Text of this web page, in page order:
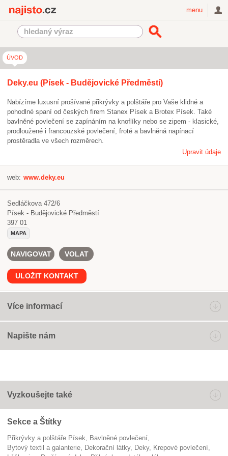
menu
ÚVOD
Deky.eu (Písek - Budějovické Předměstí)
Nabízíme luxusní prošívané přikrývky a polštáře pro Vaše klidné a
pohodlné spaní od českých firem Stanex Písek a Brotex Písek. Také
bavlněné povlečení se zapínáním na knoflíky nebo se zipem - klasické,
prodloužené i francouzské povlečení, froté a bavlněná napínací
prostěradla ve všech rozměrech.
Upravit údaje
web: www.deky.eu
Sedláčkova 472/6
Písek - Budějovické Předměstí
397 01
MAPA
NAVIGOVAT VOLAT
ULOŽIT KONTAKT
Více informací
Napište nám
Vyzkoušejte také
Sekce a Štítky
Přikrývky a polštáře Písek
bavlněné povlečení
Bytový textil a galanterie
dekorační látky deky
krepové povlečení